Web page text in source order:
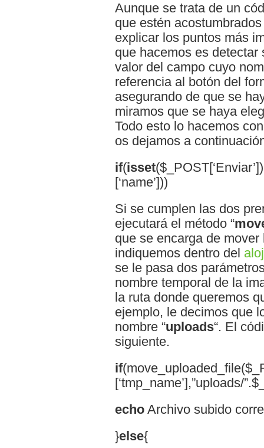
Aunque se trata de un
que estén
explicar los puntos más
que hacemos es
valor del campo cuyo
referencia al botón del
asegurando de que se
miramos que se haya
Todo esto lo hacemos
os dejamos a
if(isset
[‘name’]))
Si se cumplen las dos
ejecutará el método “
que se encarga de
indiquemos dentro del
se le pasa dos
nombre temporal de la
la ruta donde queremos
ejemplo, le decimos que
nombre “uploads“. El
siguiente.
if
[‘tmp_name’],”uploads/
echo Archivo subido
}else{